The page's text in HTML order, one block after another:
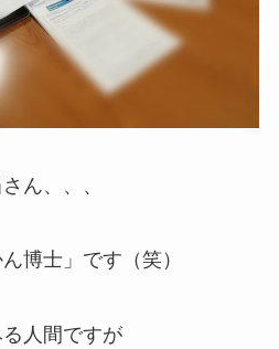
ん、、、
博士」です（笑）
人間ですが